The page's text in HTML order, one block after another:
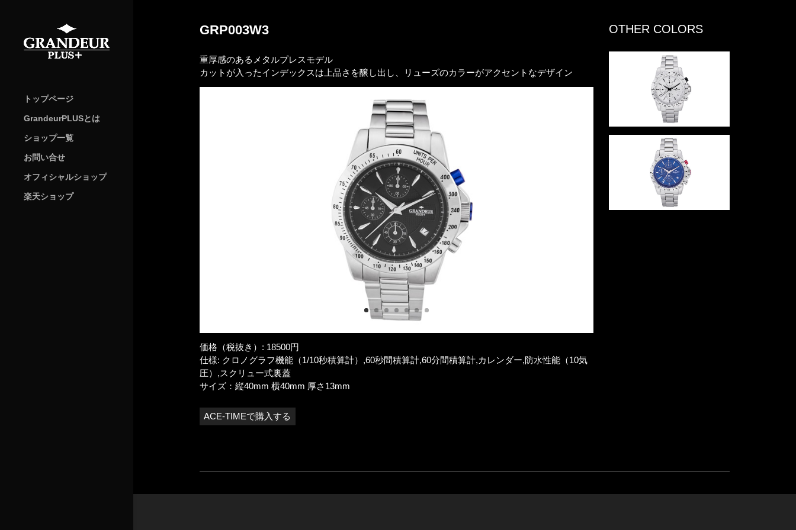
トップページ
GrandeurPLUSとは
ショップ一覧
お問い合せ
オフィシャルショップ
楽天ショップ
GRP003W3
重厚感のあるメタルプレスモデル
カットが入ったインデックスは上品さを醸し出し、リューズのカラーがアクセントなデザイン
価格（税抜き）: 18500円
仕様: クロノグラフ機能（1/10秒積算計）,60秒間積算計,60分間積算計,カレンダー,防水性能（10気
圧）,スクリュー式裏蓋
サイズ：縦40mm 横40mm 厚さ13mm
ACE-TIMEで購入する
OTHER COLORS